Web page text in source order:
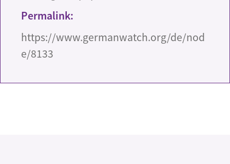
Permalink:
https://www.germanwatch.org/de/nod
e/8133